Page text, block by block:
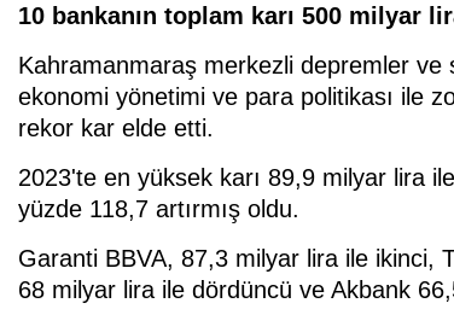
10 bankanın toplam karı 500 milyar
Kahramanmaraş merkezli depremler ve
ekonomi yönetimi ve para politikası ile
rekor kar elde etti.
2023'te en yüksek karı 89,9 milyar lira
yüzde 118,7 artırmış oldu.
Garanti BBVA, 87,3 milyar lira ile ikinci,
68 milyar lira ile dördüncü ve Akbank